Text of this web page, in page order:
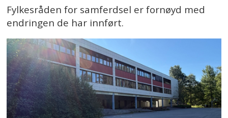
Fylkesråden for samferdsel er fornøyd med
endringen de har innført.